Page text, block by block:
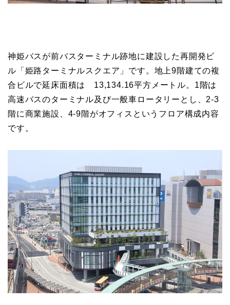
神姫バスが前バスターミナル跡地に建設した再開発ビ
ル「姫路ターミナルスクエア」です。地上9階建ての複
合ビルで延床面積は 13,134.16平方メートル。1階は
高速バスのターミナル及び一般車ロータリーとし、2-3
階に商業施設、4-9階がオフィスというフロア構成内容
です。